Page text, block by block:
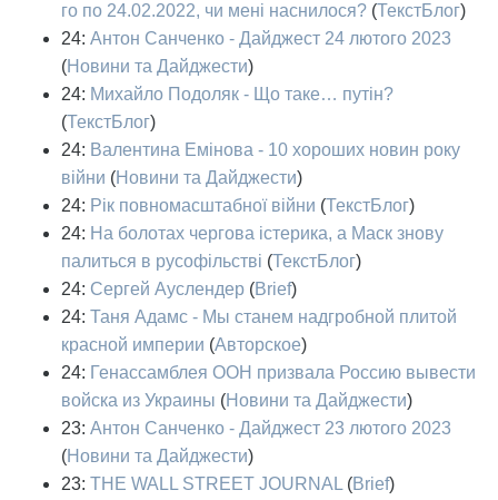
го по 24.02.2022, чи мені наснилося? (ТекстБлог)
24: Антон Санченко - Дайджест 24 лютого 2023
(Новини та Дайджести)
24: Михайло Подоляк - Що таке… путін?
(ТекстБлог)
24: Валентина Емінова - 10 хороших новин року
війни (Новини та Дайджести)
24: Рік повномасштабної війни (ТекстБлог)
24: На болотах чергова істерика, а Маск знову
палиться в русофільстві (ТекстБлог)
24: Сергей Ауслендер (Brief)
24: Таня Адамс - Мы станем надгробной плитой
красной империи (Авторское)
24: Генассамблея ООН призвала Россию вывести
войска из Украины (Новини та Дайджести)
23: Антон Санченко - Дайджест 23 лютого 2023
(Новини та Дайджести)
23: THE WALL STREET JOURNAL (Brief)